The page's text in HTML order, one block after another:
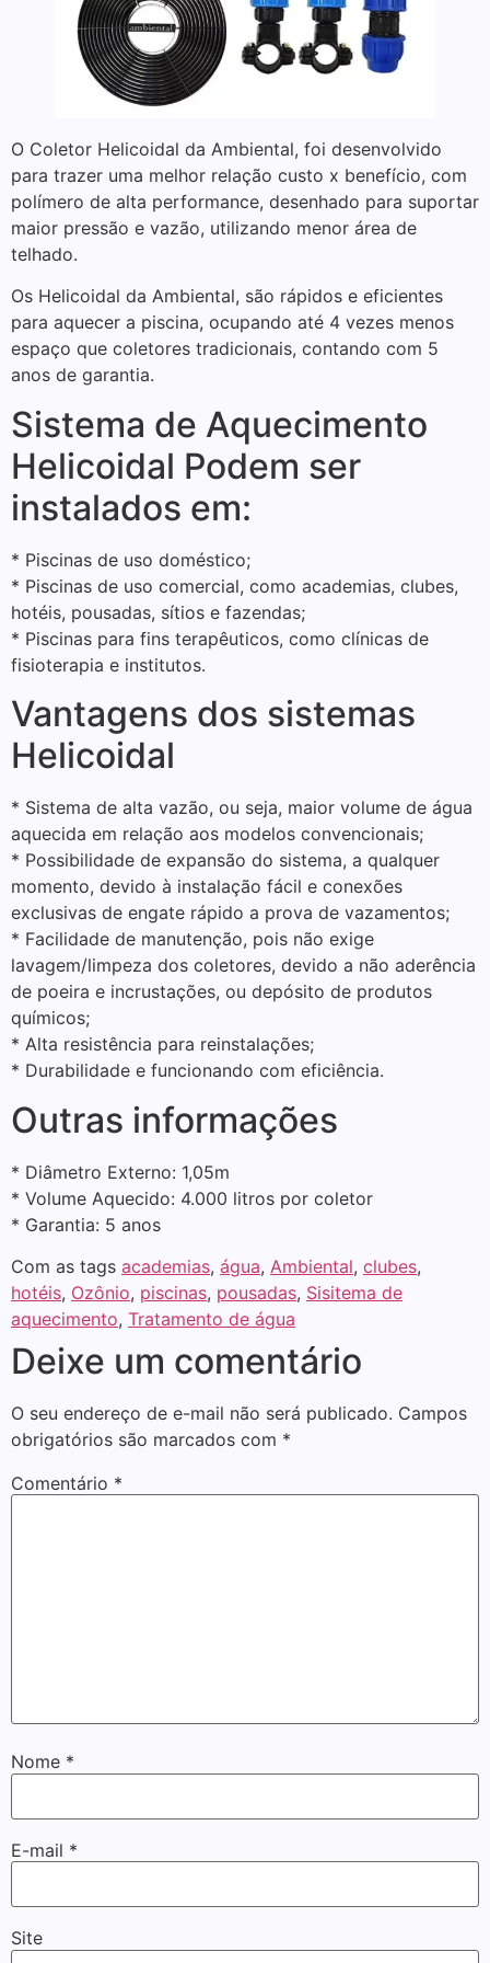
O Coletor Helicoidal da Ambiental, foi desenvolvido
para trazer uma melhor relação custo x benefício, com
polímero de alta performance, desenhado para suportar
maior pressão e vazão, utilizando menor área de
telhado.
Os Helicoidal da Ambiental, são rápidos e eficientes
para aquecer a piscina, ocupando até 4 vezes menos
espaço que coletores tradicionais, contando com 5
anos de garantia.
Sistema de Aquecimento
Helicoidal Podem ser
instalados em:
* Piscinas de uso doméstico;
* Piscinas de uso comercial, como academias, clubes,
hotéis, pousadas, sítios e fazendas;
* Piscinas para fins terapêuticos, como clínicas de
fisioterapia e institutos.
Vantagens dos sistemas
Helicoidal
* Sistema de alta vazão, ou seja, maior volume de água
aquecida em relação aos modelos convencionais;
* Possibilidade de expansão do sistema, a qualquer
momento, devido à instalação fácil e conexões
exclusivas de engate rápido a prova de vazamentos;
* Facilidade de manutenção, pois não exige
lavagem/limpeza dos coletores, devido a não aderência
de poeira e incrustações, ou depósito de produtos
químicos;
* Alta resistência para reinstalações;
* Durabilidade e funcionando com eficiência.
Outras informações
* Diâmetro Externo: 1,05m
* Volume Aquecido: 4.000 litros por coletor
* Garantia: 5 anos
Com as tags academias, água, Ambiental, clubes,
hotéis, Ozônio, piscinas, pousadas, Sisitema de
aquecimento, Tratamento de água
Deixe um comentário
O seu endereço de e-mail não será publicado. Campos
obrigatórios são marcados com *
Comentário *
Nome *
E-mail *
Site